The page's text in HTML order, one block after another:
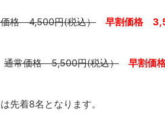
格 4,500円(税込） 早割価格
通常価格 5,500円(税込） 早割価
先着8名となります。